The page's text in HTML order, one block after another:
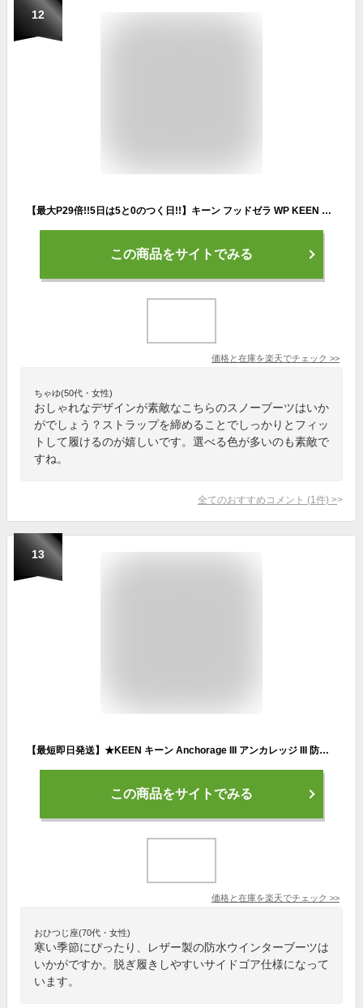
12
【最大P29倍!!5日は5と0のつく日!!】キーン フッドゼラ WP KEEN HOODZERRA WP 1025476 メンズ ウィンターブーツ スノーブーツ ローカット 靴 おしゃれ キャンプ アウトドア 【正規品】 (231121)
この商品をサイトでみる
価格と在庫を楽天でチェック >>
ちゃゆ(50代・女性)
おしゃれなデザインが素敵なこちらのスノーブーツはいか
がでしょう？ストラップを締めることでしっかりとフィッ
トして履けるのが嬉しいです。選べる色が多いのも素敵で
すね。
全てのおすすめコメント (1 件) >
13
【最短即日発送】★KEEN キーン Anchorage III アンカレッジ III 防水ウィンターブーツ【T】【クーポン対象外】｜レインブーツ 長靴 サイドゴア 丈夫 シューズ 雨具 スノーブーツ メンズ レディース おしゃれ
この商品をサイトでみる
価格と在庫を楽天でチェック >>
おひつじ座(70代・女性)
寒い季節にぴったり、レザー製の防水ウインターブーツは
いかがですか。脱ぎ履きしやすいサイドゴア仕様になって
います。